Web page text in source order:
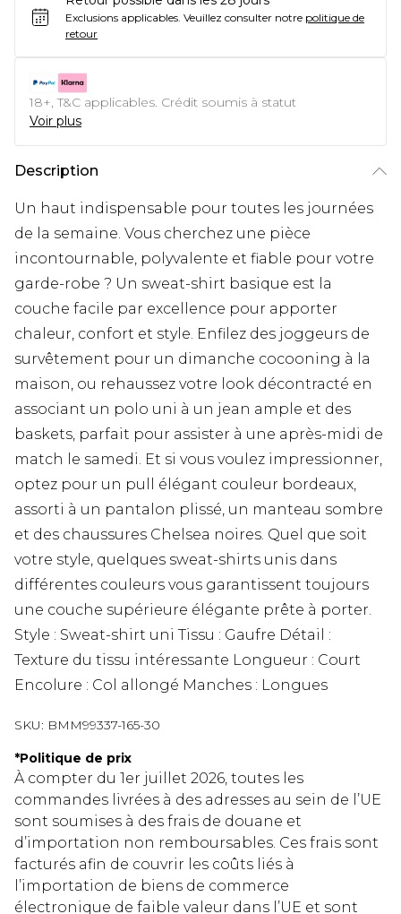
Exclusions applicables. Veuillez consulter notre politique de
retour
18+, T&C applicables. Crédit soumis à statut
Voir plus
Description
Un haut indispensable pour toutes les journées
de la semaine. Vous cherchez une pièce
incontournable, polyvalente et fiable pour votre
garde-robe ? Un sweat-shirt basique est la
couche facile par excellence pour apporter
chaleur, confort et style. Enfilez des joggeurs de
survêtement pour un dimanche cocooning à la
maison, ou rehaussez votre look décontracté en
associant un polo uni à un jean ample et des
baskets, parfait pour assister à une après-midi de
match le samedi. Et si vous voulez impressionner,
optez pour un pull élégant couleur bordeaux,
assorti à un pantalon plissé, un manteau sombre
et des chaussures Chelsea noires. Quel que soit
votre style, quelques sweat-shirts unis dans
différentes couleurs vous garantissent toujours
une couche supérieure élégante prête à porter.
Style : Sweat-shirt uni Tissu : Gaufre Détail :
Texture du tissu intéressante Longueur : Court
Encolure : Col allongé Manches : Longues
SKU: BMM99337-165-30
*Politique de prix
À compter du 1er juillet 2026, toutes les
commandes livrées à des adresses au sein de l’UE
sont soumises à des frais de douane et
d’importation non remboursables. Ces frais sont
facturés afin de couvrir les coûts liés à
l’importation de biens de commerce
électronique de faible valeur dans l’UE et sont